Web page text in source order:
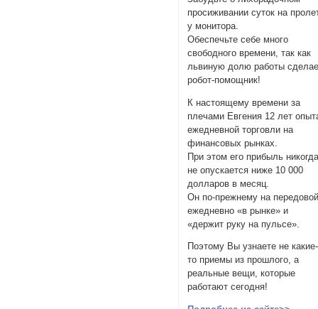
просиживании суток на
у монитора.
Обеспечьте себе много
свободного времени, так как
львиную долю работы
робот-помощник!
К настоящему времени за
плечами Евгения 12 лет
ежедневной торговли на
финансовых рынках.
При этом его прибыль
не опускается ниже 10 000
долларов в месяц.
Он по-прежнему на
ежедневно «в рынке» и
«держит руку на пульсе».
Поэтому Вы узнаете не какие-
то приемы из прошлого, а
реальные вещи, которые
работают сегодня!